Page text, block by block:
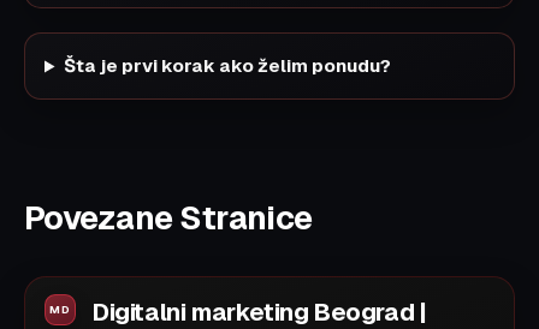
Šta je prvi korak ako želim ponudu?
Povezane Stranice
Digitalni marketing Beograd |